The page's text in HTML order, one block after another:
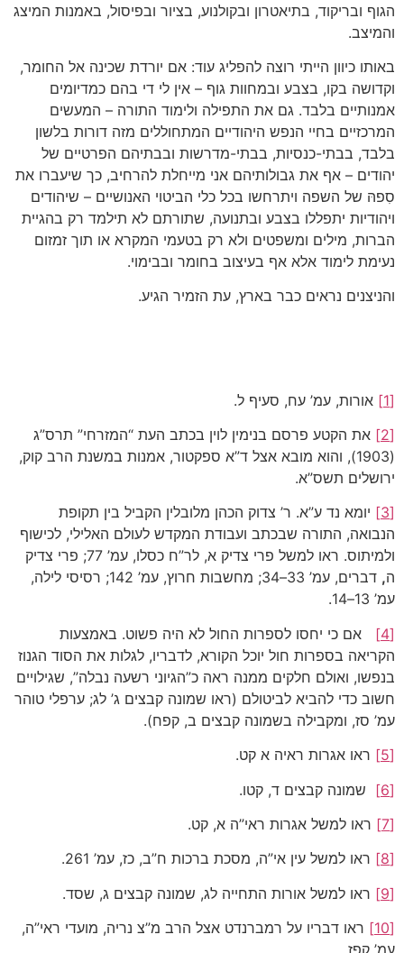
הגוף ובריקוד, בתיאטרון ובקולנוע, בציור ובפיסול, באמנות המיצג
והמיצב.
באותו כיוון הייתי רוצה להפליג עוד: אם יורדת שכינה אל החומר,
וקדושה בקו, בצבע ובמחוות גוף – אין לי די בהם כמדיומים
אמנותיים בלבד. גם את התפילה ולימוד התורה – המעשים
המרכזיים בחיי הנפש היהודיים המתחוללים מזה דורות בלשון
בלבד, בבתי-כנסיות, בבתי-מדרשות ובבתיהם הפרטיים של
יהודים – אף את גבולותיהם אני מייחלת להרחיב, כך שיעברו את
סִפהּ של השפה ויתרחשו בכל כלי הביטוי האנושיים – שיהודים
ויהודיות יתפללו בצבע ובתנועה, שתורתם לא תילמד רק בהגיית
הברות, מילים ומשפטים ולא רק בטעמי המקרא או תוך זמזום
נעימת לימוד אלא אף בעיצוב בחומר ובבימוי.
והניצנים נראים כבר בארץ, עת הזמיר הגיע.
[1]
אורות, עמ’ עח, סעיף ל.
[2]
את הקטע פרסם בנימין לוין בכתב העת “המזרחי” תרס”ג
(1903), והוא מובא אצל ד”א ספקטור, אמנות במשנת הרב קוק,
ירושלים תשס”א.
[3]
יומא נד ע”א. ר’ צדוק הכהן מלובלין הקביל בין תקופת
הנבואה, התורה שבכתב ועבודת המקדש לעולם האלילי, לכישוף
ולמיתוס. ראו למשל פרי צדיק א, לר”ח כסלו, עמ’ 77; פרי צדיק
ה,
דברים, עמ’ 33–34; מחשבות חרוץ, עמ’ 142; רסיסי לילה,
עמ’ 13–14.
[4]
אם כי יחסו לספרות החול לא היה פשוט. באמצעות
הקריאה בספרות חול יוכל הקורא, לדבריו, לגלות את הסוד הגנוז
בנפשו, ואולם חלקים ממנה ראה כ”הגיוני רשעה נבלה”, שגילויים
חשוב כדי להביא לביטולם (ראו שמונה קבצים ג’ לג; ערפלי טוהר
עמ’ סז, ומקבילה בשמונה קבצים ב, קפח).
[5]
ראו אגרות ראיה א קט.
[6]
שמונה קבצים ד, קטו.
[7]
ראו למשל אגרות ראי”ה א, קט.
[8]
ראו למשל עין אי”ה, מסכת ברכות ח”ב, כז, עמ’ 261.
[9]
ראו למשל אורות התחייה לג, שמונה קבצים ג, שסד.
[10]
ראו דבריו על רמברנדט אצל הרב מ”צ נריה, מועדי ראי”ה,